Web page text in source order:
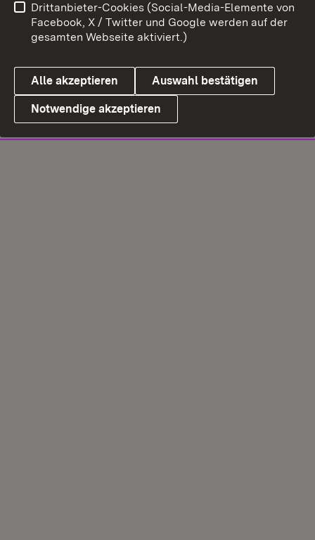
Drittanbieter-Cookies (Social-Media-Elemente von
Facebook, X / Twitter und Google werden auf der
gesamten Webseite aktiviert.)
Alle akzeptieren Auswahl bestätigen
Notwendige akzeptieren